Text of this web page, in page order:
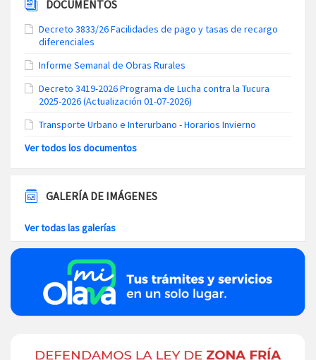
DOCUMENTOS
Decreto 3833/26 Facilidades de pago y tasas de recargo
diferenciales
Informe Semanal de Obras Rurales
Decreto 3419-2026 Programa de Lucha contra la Tucura
2025-2026 (Actualización 01-07-2026)
Transporte Urbano e Interurbano - Horarios Invierno
Ver todos los documentos
GALERÍA DE IMÁGENES
Ver todas las galerías